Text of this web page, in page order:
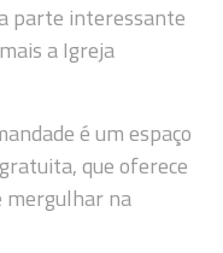
parte interessante
a Igreja
é um espaço
que oferece
mergulhar na